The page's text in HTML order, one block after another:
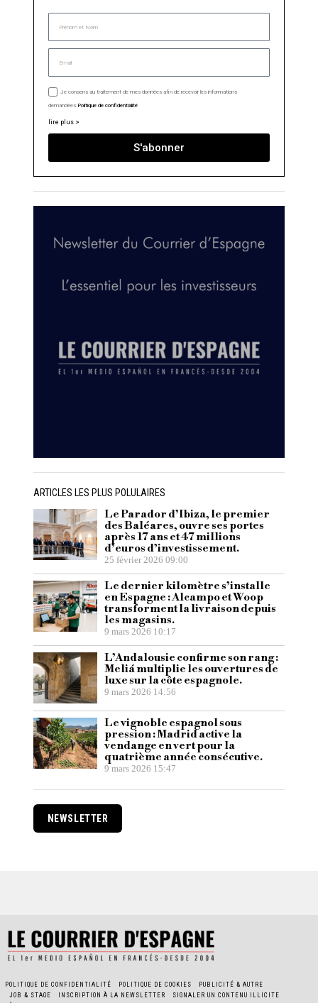
Je consens au traitement de mes données afin de recevoir les informations
demandées.Politique de confidentialité
lire plus >
S'abonner
ARTICLES LES PLUS POLULAIRES
Le Parador d’Ibiza, le premier
des Baléares, ouvre ses portes
après 17 ans et 47 millions
d’euros d’investissement.
25 février 2026 09:00
Le dernier kilomètre s’installe
en Espagne : Alcampo et Woop
transforment la livraison depuis
les magasins.
9 mars 2026 10:17
L’Andalousie confirme son rang :
Meliá multiplie les ouvertures de
luxe sur la côte espagnole.
9 mars 2026 14:56
Le vignoble espagnol sous
pression : Madrid active la
vendange en vert pour la
quatrième année consécutive.
9 mars 2026 15:47
NEWSLETTER
POLITIQUE DE CONFIDENTIALITÉ POLITIQUE DE COOKIES
PUBLICITÉ & AUTRE
JOB & STAGE
INSCRIPTION À LA NEWSLETTER
SIGNALER UN CONTENU ILLICITE